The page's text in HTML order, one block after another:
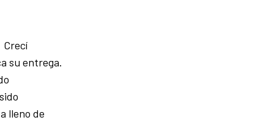
Crecí
su entrega.
lleno de